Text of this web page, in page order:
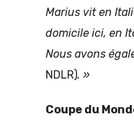
Marius vit en
domicile ici, en
Nous avons
NDLR). »
Coupe du